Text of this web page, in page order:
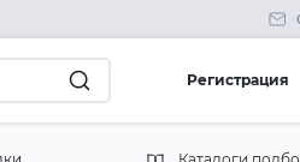
Регистрация